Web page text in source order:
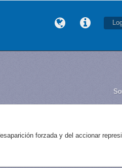
forzada y del accionar